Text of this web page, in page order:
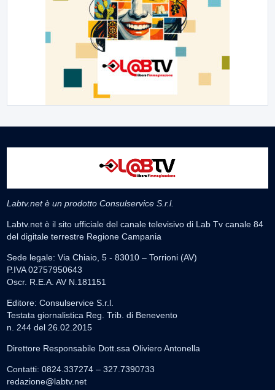
Labtv.net è un prodotto Consulservice S.r.l.
Labtv.net è il sito ufficiale del canale televisivo di Lab Tv canale 84
del digitale terrestre Regione Campania
Sede legale: Via Chiaio, 5 - 83010 – Torrioni (AV)
P.IVA 02757950643
Oscr. R.E.A. AV N.181151
Editore: Consulservice S.r.l.
Testata giornalistica Reg. Trib. di Benevento
n. 244 del 26.02.2015
Direttore Responsabile Dott.ssa Oliviero Antonella
Contatti: 0824.337274 – 327.7390733
redazione@labtv.net